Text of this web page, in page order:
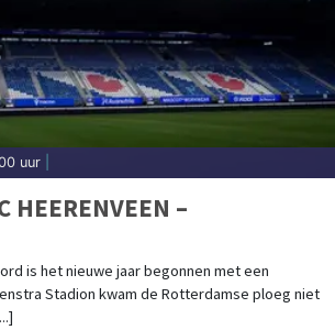
uur
HEERENVEEN –
is het nieuwe jaar begonnen met een
Stadion kwam de Rotterdamse ploeg niet